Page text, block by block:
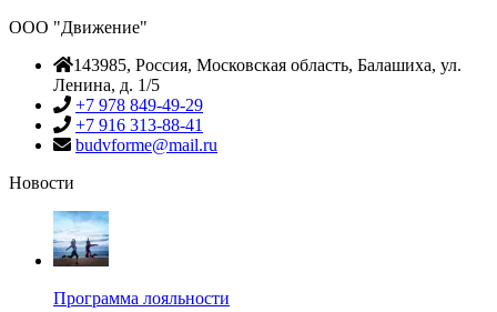
ООО "Движение"
143985, Россия, Московская область, Балашиха, ул.
Ленина, д. 1/5
+7 978 849-49-29
+7 916 313-88-41
budvforme@mail.ru
Новости
Программа лояльности